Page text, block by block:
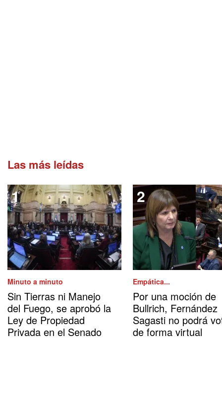
Las más leídas
Minuto a minuto
Sin Tierras ni Manejo
del Fuego, se aprobó la
Ley de Propiedad
Privada en el Senado
Empática...
Por una moción de
Bullrich, Fernández
Sagasti no podrá
de forma virtual